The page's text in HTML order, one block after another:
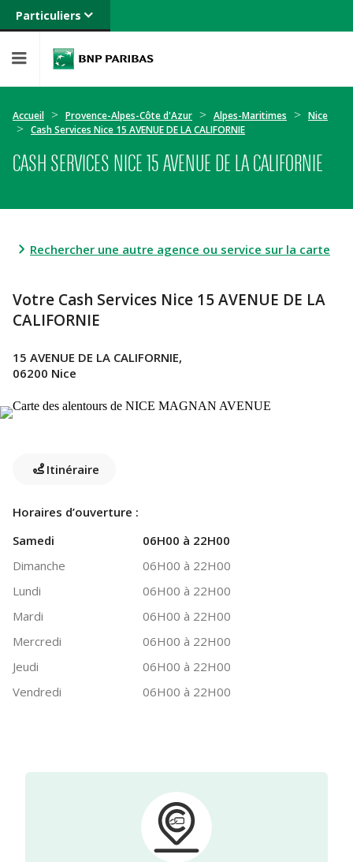
Particuliers
Banque privée
Entreprises
Accueil Provence-Alpes-Côte d'Azur Alpes-Maritimes
Nice
Cash Services Nice 15 AVENUE DE LA CALIFORNIE
CASH SERVICES NICE 15 AVENUE DE LA CALIFORNIE
Rechercher une autre agence ou service sur la carte
Votre Cash Services Nice 15 AVENUE DE LA
CALIFORNIE
15 AVENUE DE LA CALIFORNIE,
06200 Nice
Itinéraire
Horaires d’ouverture :
Samedi
06H00 à 22H00
Dimanche
06H00 à 22H00
Lundi
06H00 à 22H00
Mardi
06H00 à 22H00
Mercredi
06H00 à 22H00
Jeudi
06H00 à 22H00
Vendredi
06H00 à 22H00